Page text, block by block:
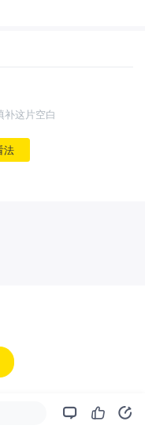
补这片空白
法